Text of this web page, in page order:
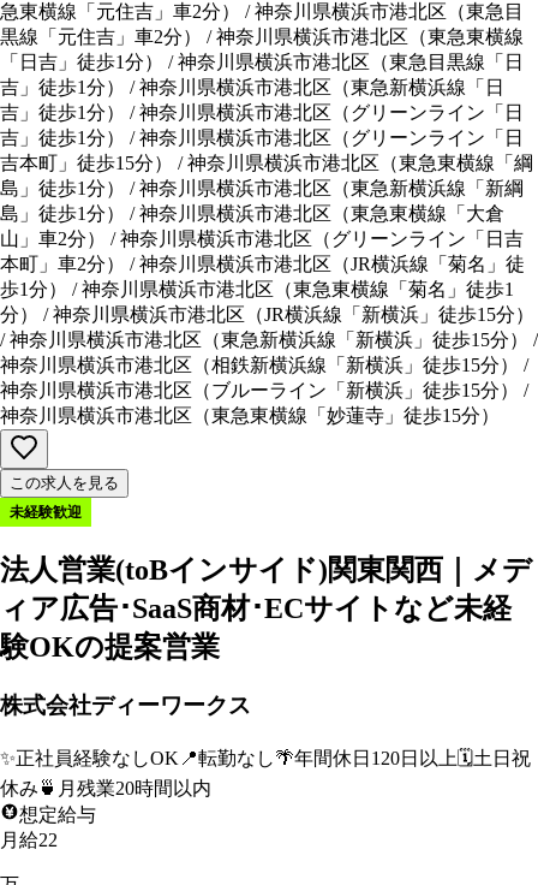
急東横線「元住吉」車2分） /神奈川県横浜市港北区 （東急目
黒線「元住吉」車2分） /神奈川県横浜市港北区 （東急東横線
「日吉」徒歩1分） /神奈川県横浜市港北区 （東急目黒線「日
吉」徒歩1分） /神奈川県横浜市港北区 （東急新横浜線「日
吉」徒歩1分） /神奈川県横浜市港北区 （グリーンライン「日
吉」徒歩1分） /神奈川県横浜市港北区 （グリーンライン「日
吉本町」徒歩15分） /神奈川県横浜市港北区 （東急東横線「綱
島」徒歩1分） /神奈川県横浜市港北区 （東急新横浜線「新綱
島」徒歩1分） /神奈川県横浜市港北区 （東急東横線「大倉
山」車2分） /神奈川県横浜市港北区 （グリーンライン「日吉
本町」車2分） /神奈川県横浜市港北区 （JR横浜線「菊名」徒
歩1分） /神奈川県横浜市港北区 （東急東横線「菊名」徒歩1
分） /神奈川県横浜市港北区 （JR横浜線「新横浜」徒歩15分）
/神奈川県横浜市港北区 （東急新横浜線「新横浜」徒歩15分）
/
神奈川県横浜市港北区
（相鉄新横浜線「新横浜」徒歩15分）
/
神奈川県横浜市港北区
（ブルーライン「新横浜」徒歩15分）
/
神奈川県横浜市港北区
（東急東横線「妙蓮寺」徒歩15分）
この求人を見る
未経験歓迎
法人営業(toBインサイド)関東関西｜メデ
ィア広告･SaaS商材･ECサイトなど未経
験OKの提案営業
株式会社ディーワークス
✨正社員経験なしOK 📍転勤なし🌴年間休日120日以上 🗓️土日祝
休み 🍵 月残業20時間以内
想定給与
月給22